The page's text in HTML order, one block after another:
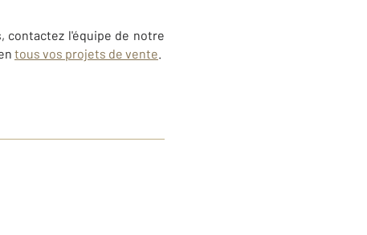
contactez l'équipe de notre
tous vos projets de vente.